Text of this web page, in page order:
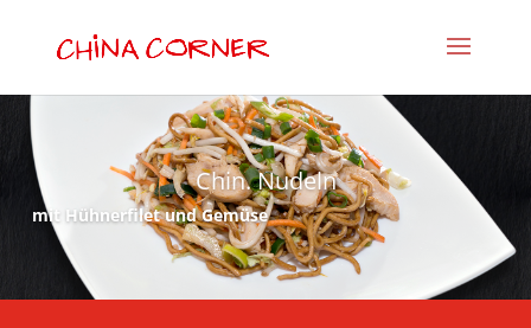
Chin. Nudeln
mit Hühnerfilet und Gemüse